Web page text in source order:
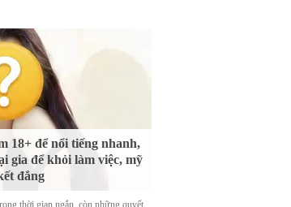
18+ để nổi tiếng nhanh,
gia để khỏi làm việc, mỹ
đắng
thời gian ngắn, còn những quyết